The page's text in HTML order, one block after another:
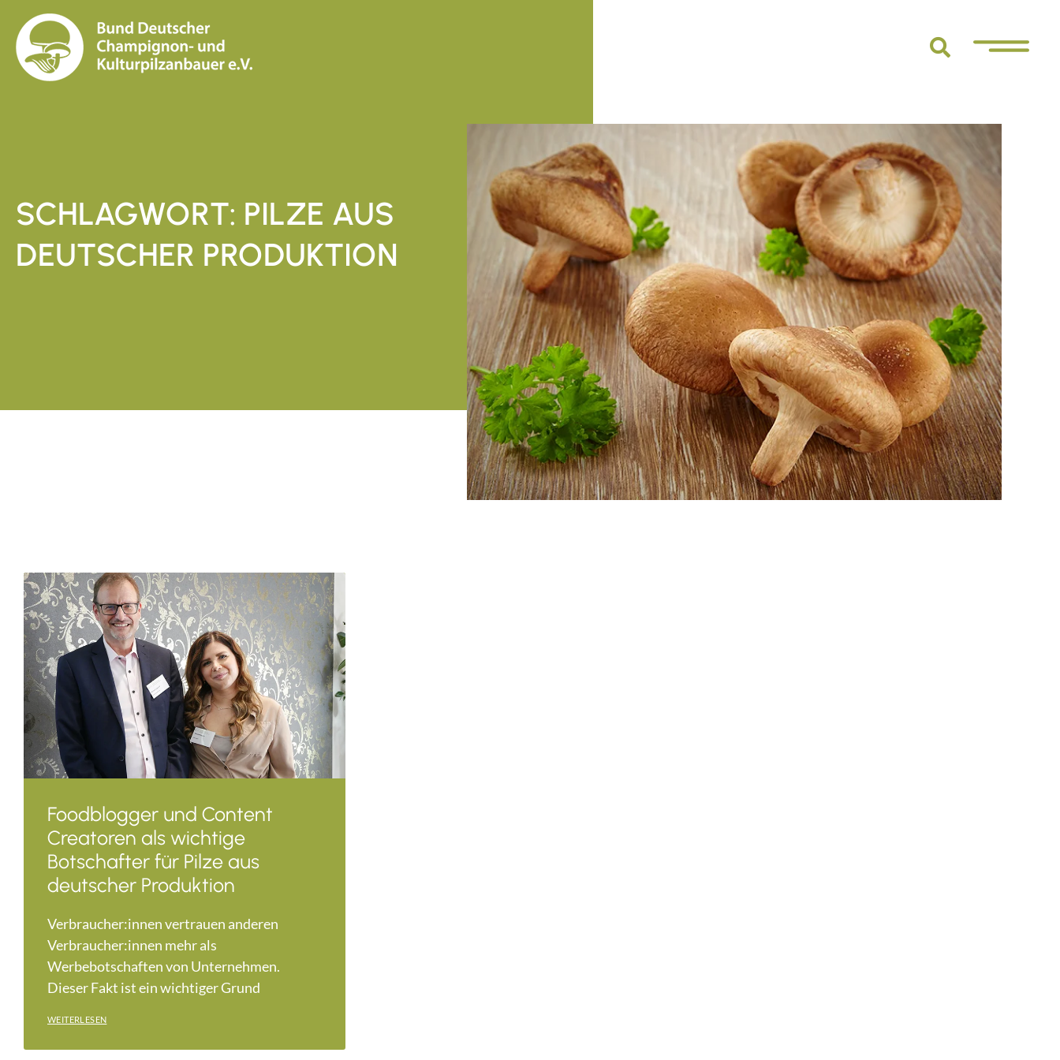
SCHLAGWORT: PILZE AUS
DEUTSCHER PRODUKTION
Foodblogger und Content
Creatoren als wichtige
Botschafter für Pilze aus
deutscher Produktion
Verbraucher:innen vertrauen anderen
Verbraucher:innen mehr als
Werbebotschaften von Unternehmen.
Dieser Fakt ist ein wichtiger Grund
WEITERLESEN